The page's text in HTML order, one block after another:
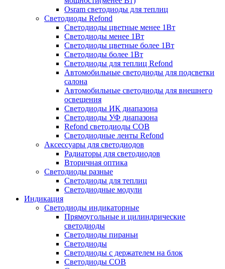
Osram светодиоды для теплиц
Светодиоды Refond
Светодиоды цветные менее 1Вт
Светодиоды менее 1Вт
Светодиоды цветные более 1Вт
Светодиоды более 1Вт
Светодиоды для теплиц Refond
Автомобильные светодиоды для подсветки
салона
Автомобильные светодиоды для внешнего
освещения
Светодиоды ИК диапазона
Светодиоды УФ диапазона
Refond светодиоды COB
Светодиодные ленты Refond
Аксессуары для светодиодов
Радиаторы для светодиодов
Вторичная оптика
Светодиоды разные
Светодиоды для теплиц
Светодиодные модули
Индикация
Светодиоды индикаторные
Прямоугольные и цилиндрические
светодиоды
Светодиоды пираньи
Светодиоды
Светодиоды с держателем на блок
Светодиоды COB